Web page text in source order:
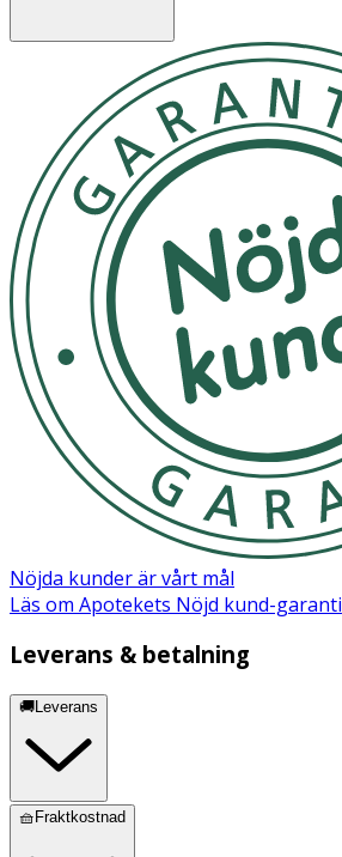
Nöjda kunder är vårt mål
Läs om Apotekets Nöjd kund-garanti
Leverans & betalning
🚚Leverans
🧺Fraktkostnad